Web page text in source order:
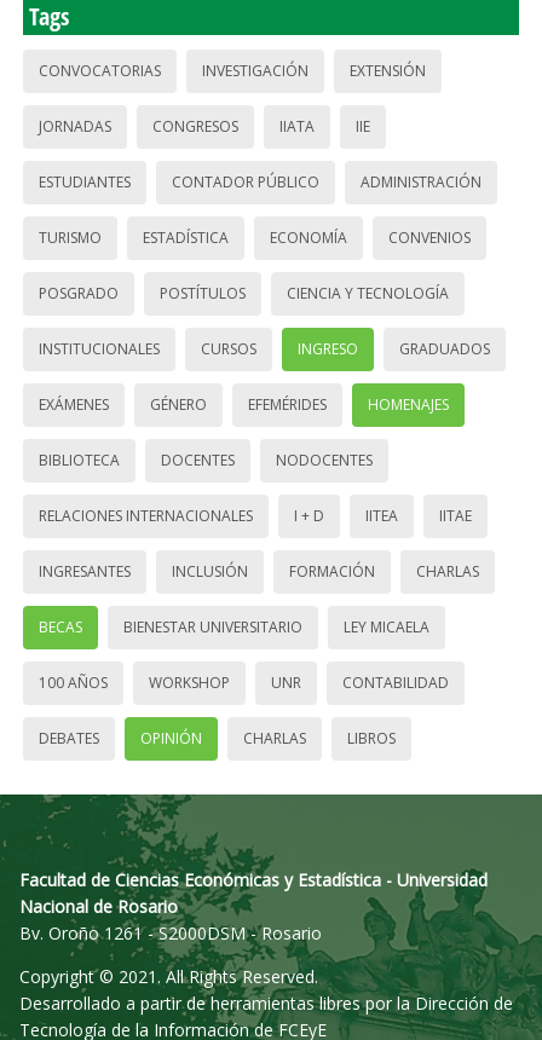
Tags
CONVOCATORIAS INVESTIGACIÓN EXTENSIÓN
JORNADAS CONGRESOS IIATA IIE
ESTUDIANTES CONTADOR PÚBLICO ADMINISTRACIÓN
TURISMO ESTADÍSTICA ECONOMÍA CONVENIOS
POSGRADO POSTÍTULOS CIENCIA Y TECNOLOGÍA
INSTITUCIONALES CURSOS INGRESO GRADUADOS
EXÁMENES GÉNERO EFEMÉRIDES HOMENAJES
BIBLIOTECA DOCENTES NODOCENTES
RELACIONES INTERNACIONALES I + D IITEA IITAE
INGRESANTES INCLUSIÓN FORMACIÓN CHARLAS
BECAS BIENESTAR UNIVERSITARIO LEY MICAELA
100 AÑOS WORKSHOP UNR CONTABILIDAD
DEBATES OPINIÓN CHARLAS LIBROS
Facultad de Ciencias Económicas y Estadística - Universidad
Nacional de Rosario
Bv. Oroño 1261 - S2000DSM - Rosario
Copyright © 2021. All Rights Reserved.
Desarrollado a partir de herramientas libres por la Dirección de
Tecnología de la Información de FCEyE